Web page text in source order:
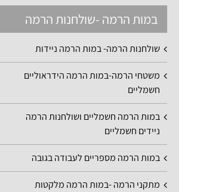
במות הרמה -שולחנות הרמה
שולחנות הרמה- במות הרמה ניידות
משטחי הרמה-במות הרמה הידראוליים
חשמליים
במות הרמה חשמליים ושולחנות הרמה
ניידים חשמליים
במות הרמה מספריים לעבודה בגובה
מתקני הרמה -במות הרמה מלקטות